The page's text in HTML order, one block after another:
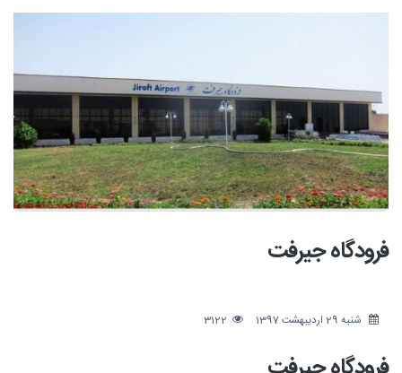
فرودگاه جیرفت
شنبه 29 اردیبهشت 1397